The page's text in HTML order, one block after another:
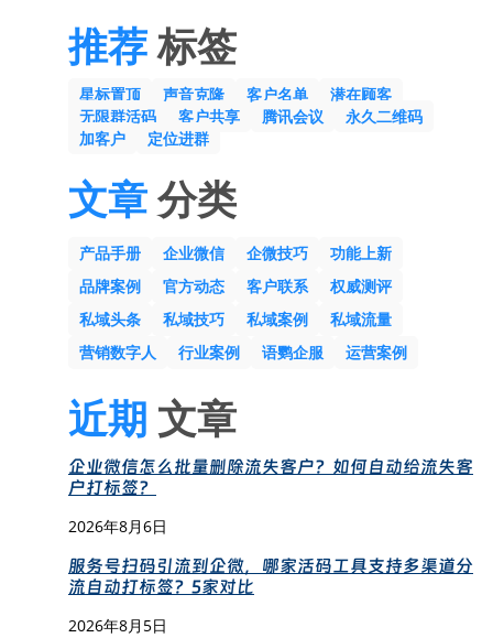
推荐标签
星标置顶 声音克隆 客户名单
潜在顾客
无限群活码
客户共享 腾讯会议
永久二维码
加客户
定位进群
文章分类
产品手册 企业微信 企微技巧
功能上新
品牌案例
官方动态 客户联系
权威测评
私域头条
私域技巧 私域案例
私域流量
营销数字人
行业案例 语鹦企服 运营案例
近期 文章
企业微信怎么批量删除流失客户？如何自动给流失客
户打标签？
2026年8月6日
服务号扫码引流到企微，哪家活码工具支持多渠道分
流自动打标签？5家对比
2026年8月5日